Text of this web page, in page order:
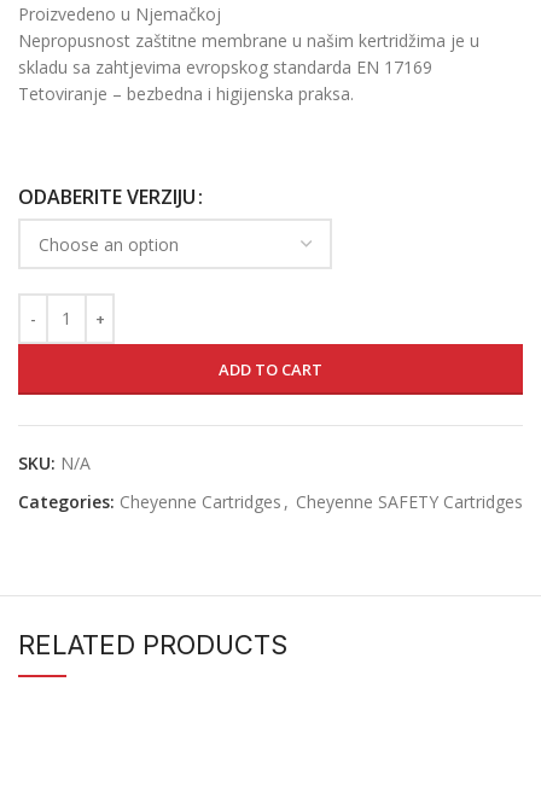
Proizvedeno u Njemačkoj
Nepropusnost zaštitne membrane u našim kertridžima je u
skladu sa zahtjevima evropskog standarda EN 17169
Tetoviranje – bezbedna i higijenska praksa.
ODABERITE VERZIJU
ADD TO CART
SKU: N/A
Categories: Cheyenne Cartridges , Cheyenne SAFETY Cartridges
RELATED PRODUCTS